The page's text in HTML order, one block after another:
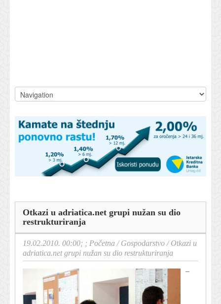
Otkazi u adriatica.net grupi nužan su dio
restrukturiranja
19.02.2010. 00:00; ; Početna /Gospodarstvo /Otkazi u
adriatica.net grupi nužan su dio restrukturiranja
–